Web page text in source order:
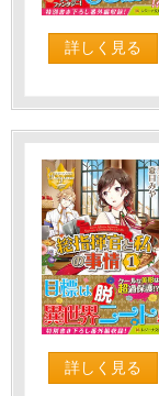
詳しく見る
詳しく見る